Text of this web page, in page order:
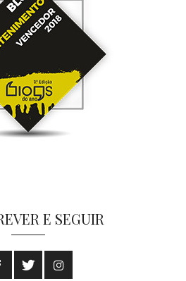
E SEGUIR